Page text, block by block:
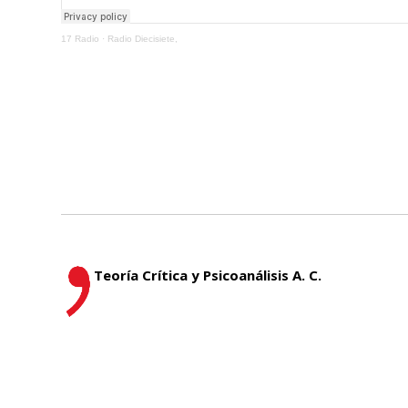
17 Radio · Radio Diecisiete,
Teoría Crítica y Psicoanálisis A. C.